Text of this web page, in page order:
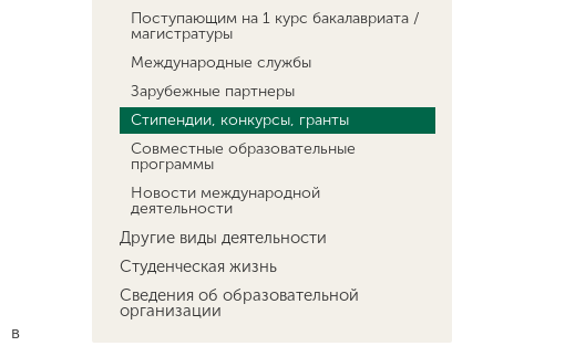
в
Поступающим на 1 курс бакалавриата /
магистратуры
Международные службы
Зарубежные партнеры
Стипендии, конкурсы, гранты
Совместные образовательные
программы
Новости международной
деятельности
Другие виды деятельности
Студенческая жизнь
Сведения об образовательной
организации